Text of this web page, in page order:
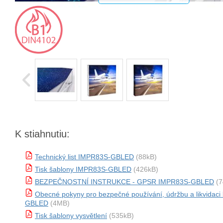
K stiahnutiu:
Technický list IMPR83S-GBLED (88kB)
Tisk šablony IMPR83S-GBLED (426kB)
BEZPEČNOSTNÍ INSTRUKCE - GPSR IMPR83S-GBLED
Obecné pokyny pro bezpečné používání, údržbu a likvidaci
GBLED (4MB)
Tisk šablony vysvětlení (535kB)